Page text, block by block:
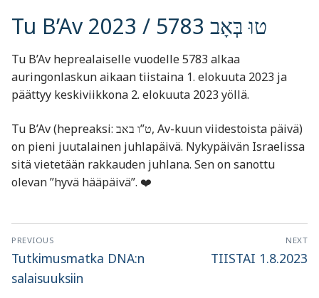
Tu B’Av 2023 / טוּ בְּאָב 5783
Tu B’Av heprealaiselle vuodelle 5783 alkaa
auringonlaskun aikaan tiistaina 1. elokuuta 2023 ja
päättyy keskiviikkona 2. elokuuta 2023 yöllä.
Tu B’Av (hepreaksi: ט”ו באב, Av-kuun viidestoista päivä)
on pieni juutalainen juhlapäivä. Nykypäivän Israelissa
sitä vietetään rakkauden juhlana. Sen on sanottu
olevan ”hyvä hääpäivä”. ❤️
Artikkelien
selaus
PREVIOUS
Previous
post:
Tutkimusmatka DNA:n
salaisuuksiin
NEXT
Next
TIISTAI 1.8.2023